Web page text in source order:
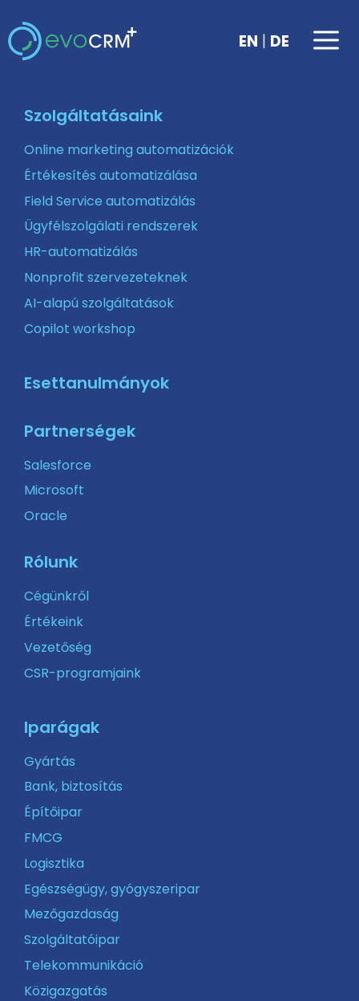
tartalomba
EN | DE
Szolgáltatásaink
Online marketing automatizációk
Értékesítés automatizálása
Field Service automatizálás
Ügyfélszolgálati rendszerek
HR-automatizálás
Nonprofit szervezeteknek
AI-alapú szolgáltatások
Copilot workshop
Esettanulmányok
Partnerségek
Salesforce
Microsoft
Oracle
Rólunk
Cégünkről
Értékeink
Vezetőség
CSR-programjaink
Iparágak
Gyártás
Bank, biztosítás
Építőipar
FMCG
Logisztika
Egészségügy, gyógyszeripar
Mezőgazdaság
Szolgáltatóipar
Telekommunikáció
Közigazgatás